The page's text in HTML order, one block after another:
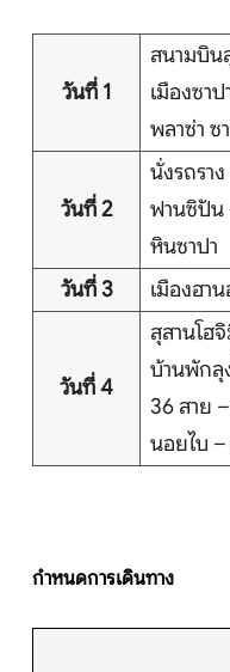
เรือเจ้าพระยา
บริการอื่นๆ
ติดต่อเรา
วันที่ 1
สนามบิน
เมืองซา
พลาซ่า ซ
วันที่ 2
นั่งรถรา
ฟานซิปัน
หินซาปา
วันที่ 3
เมืองฮา
วันที่ 4
สุสานโฮ
บ้านพักลุ
36 สาย
นอยไบ
กำหนดการเดินทาง